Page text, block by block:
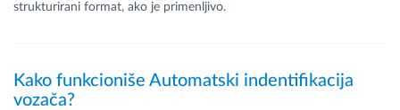
strukturirani format, ako je primenljivo.
Kako funkcioniše Automatski indentifikacija
vozača?